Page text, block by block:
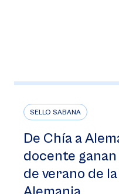
SELLO SABANA
De Chía a
docente
de verano de